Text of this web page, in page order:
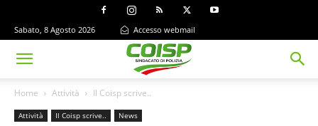
Sabato, 8 Agosto 2026 Accesso webmail
Home Attività Il Coisp scrive..
Attività Il Coisp scrive.. News